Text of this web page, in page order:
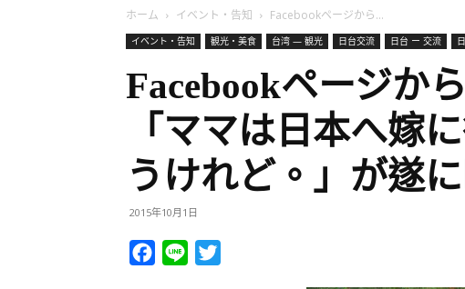
ホーム イベント・告知 Facebookページから...
イベント・告知 観光・美食 台湾 — 観光 日台交流 日台 ー 交流
Facebookページか
「ママは日本へ嫁
うけれど。」が遂に
2015年10月1日
Facebook
Line